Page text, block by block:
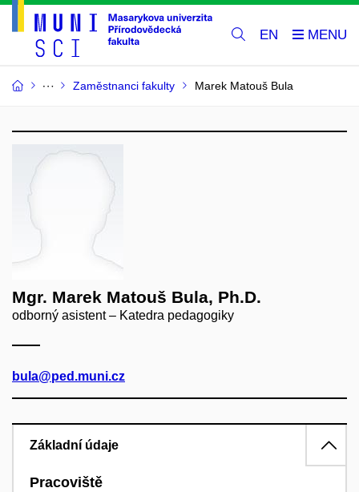
EN
Zaměstnanci fakulty Marek Matouš Bula
Mgr. Marek Matouš Bula, Ph.D.
odborný asistent – Katedra pedagogiky
bula@ped.muni.cz
Základní údaje
Pracoviště